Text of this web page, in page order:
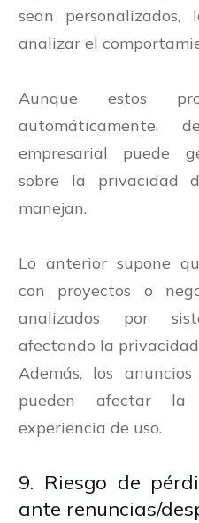
sean personalizados,
analizar el
Aunque estos
automáticamente,
empresarial puede
sobre la privacidad
manejan.
Lo anterior supone
con proyectos o
analizados por
afectando la
Además, los
pueden afectar
experiencia de uso.
9. Riesgo de
ante renuncias/